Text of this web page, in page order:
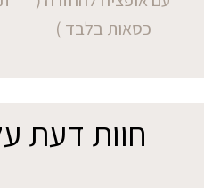
כסאות בלבד )
חוות דעת